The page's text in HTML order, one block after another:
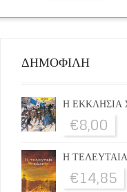
ΔΗΜΟΦΙΛΗ
Η
€8,00
Η
€14,85